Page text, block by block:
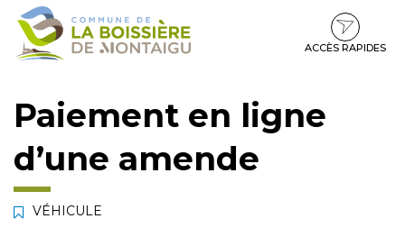
Gestion des traceurs
Aller
Aller
contenu
Aller
pied
ACCÈS RAPIDES
Paiement en ligne
d’une amende
VÉHICULE